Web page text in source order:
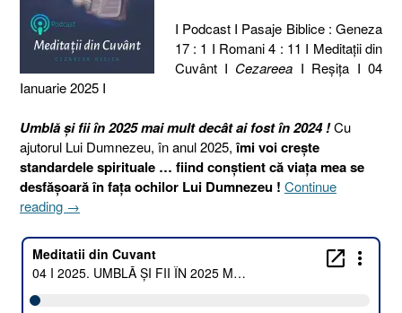
I Podcast I Pasaje Biblice : Geneza
17 : 1 I Romani 4 : 11 I Meditaţii din
Cuvânt I Cezareea I Reşiţa I 04
Ianuarie 2025 I
Umblă și fii în 2025 mai mult decât ai fost în 2024 !Cu
ajutorul Lui Dumnezeu, în anul 2025,îmi voi crește
standardele spirituale … fiind conștient că viața mea se
desfășoară în fața ochilor Lui Dumnezeu ! Continue
reading „04
2025.
UMBLĂ
ȘI
→